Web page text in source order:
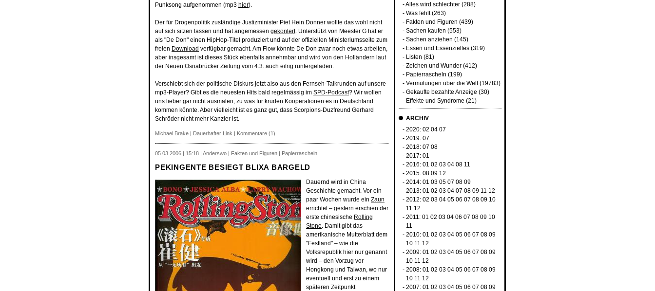
Punksong aufgenommen (mp3 hier).
Der für Drogenpolitik zuständige Justizminister Piet Hein Donner wollte das wohl nicht
auf sich sitzen lassen und hat angemessen gekontert. Unterstützt von Meester G hat er
als "De Don" einen HipHop-Titel produziert und auf der offiziellen Ministeriumsseite zum
freien Download verfügbar gemacht. Am Flow könnte De Don zwar noch etwas arbeiten,
aber insgesamt ist dieses Stück ebenfalls annehmbar und wird von den Holländern laut
der Neuen Osnabrücker Zeitung vom 4.3. auch eifrig runtergeladen.
Verschiebt sich der politische Diskurs jetzt also aus den Fernseh-Talkrunden auf unsere
mp3-Player? Gibt es die neuesten Hits bald regelmässig im SPD-Podcast? Wir wollen
uns lieber gar nicht ausmalen, zu was für kruden Kooperationen es in Deutschland
kommen könnte. Aber vielleicht ist es ganz gut, dass Scorpions-Duzfreund Gerhard
Schröder nicht mehr Kanzler ist.
Michael Brake | Dauerhafter Link | Kommentare (1)
05.03.2006 | 15:18 | Anderswo | Fakten und Figuren | Papierrascheln
PEKINGENTE BESIEGT BLIXA BARGELD
Dauernd wird in China
Geschichte gemacht. Vor ein
paar Wochen wurde ein Zaun
errichtet – gestern erschien der
erste chinesische Rolling
Stone. Damit gibt das
amerikanische Mutterblatt dem
"Festland" – wie die
Volksrepublik hier nur genannt
wird – den Vorzug vor
Hongkong und Taiwan, wo nur
eventuell und erst zu einem
späteren Zeitpunkt
-Alles wird schlechter(288)
- Was fehlt(263)
- Fakten und Figuren (439)
- Sachen kaufen (553)
- Sachen anziehen (145)
- Essen und Essenzielles(319)
- Listen (81)
- Zeichen und Wunder(412)
- Papierrascheln (199)
- Vermutungen über die Welt(19783)
- Gekaufte bezahlte Anzeige (30)
- Effekte und Syndrome (21)
ARCHIV
- 2020: 02 04 07
- 2019: 07
- 2018: 07 08
- 2017: 01
- 2016: 01 02 03 04 08 11
- 2015: 08 09 12
- 2014: 01 03 05 07 08 09
- 2013: 01 02 03 04 07 08 09 11 12
- 2012: 02 03 04 05 06 07 08 09 10
11 12
- 2011: 01 02 03 04 06 07 08 09 10
11
- 2010: 01 02 03 04 05 06 07 08 09
10 11 12
- 2009: 01 02 03 04 05 06 07 08 09
10 11 12
- 2008: 01 02 03 04 05 06 07 08 09
10 11 12
- 2007: 01 02 03 04 05 06 07 08 09